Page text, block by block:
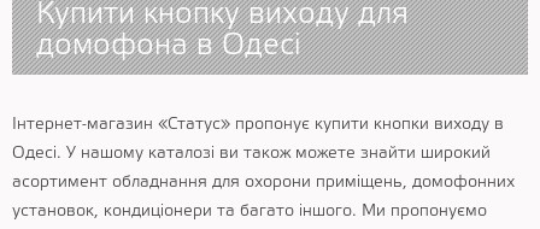
Купити кнопку виходу для
домофона в Одесі
Інтернет-магазин «Статус» пропонує купити кнопки виходу в
Одесі. У нашому каталозі ви також можете знайти широкий
асортимент обладнання для охорони приміщень, домофонних
установок, кондиціонери та багато іншого. Ми пропонуємо